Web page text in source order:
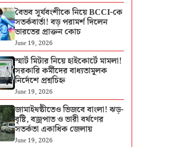
বৈভব সূর্যবংশীকে নিয়ে BCCI-কে
সতর্কবার্তা! বড় পরামর্শ দিলেন
ভারতের প্রাক্তন কোচ
June 19, 2026
স্মার্ট মিটার নিয়ে হাইকোর্টে মামলা!
সরকারি কর্মীদের বাধ্যতামূলক
নির্দেশে প্রশ্নচিহ্ন
June 19, 2026
জামাইষষ্ঠীতেও ভিজবে বাংলা! ঝড়-
বৃষ্টি, বজ্রপাত ও ভারী বর্ষণের
সতর্কতা একাধিক জেলায়
June 19, 2026